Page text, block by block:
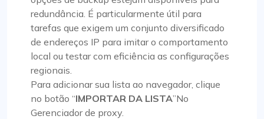
redundância. É particularmente útil para
tarefas que exigem um conjunto diversificado
de endereços IP para imitar o comportamento
local ou testar com eficiência as configurações
regionais.
Para adicionar sua lista ao navegador, clique
no botão “IMPORTAR DA LISTA”No
Gerenciador de proxy.